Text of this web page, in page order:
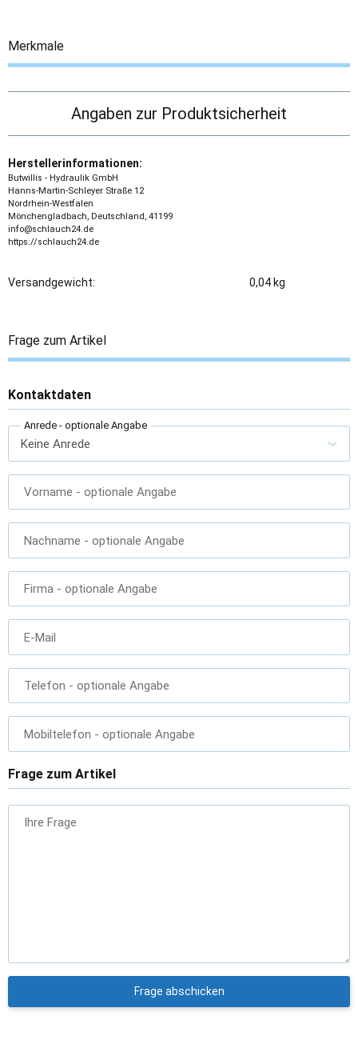
Merkmale
Angaben zur Produktsicherheit
Herstellerinformationen:
Butwillis - Hydraulik GmbH
Hanns-Martin-Schleyer Straße 12
Nordrhein-Westfalen
Mönchengladbach, Deutschland, 41199
info@schlauch24.de
https://schlauch24.de
Versandgewicht: 0,04 kg
Frage zum Artikel
Kontaktdaten
Anrede - optionale Angabe
Vorname - optionale Angabe
Nachname - optionale Angabe
Firma - optionale Angabe
E-Mail
Telefon - optionale Angabe
Mobiltelefon - optionale Angabe
Frage zum Artikel
Ihre Frage
Frage abschicken